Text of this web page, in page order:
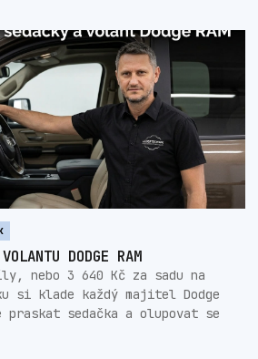
DODGE RAM
nebo 3 640 Kč za sadu na
si klade každý majitel Dodge
praskat sedačka a olupovat se